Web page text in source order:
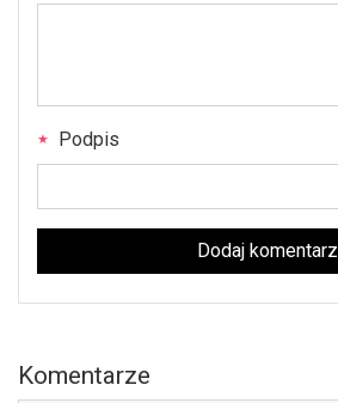
Podpis
Dodaj komentarz
Komentarze